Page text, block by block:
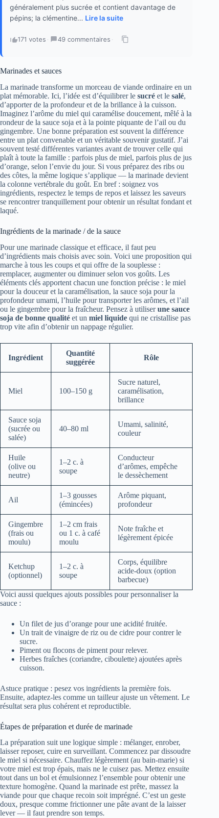
généralement plus sucrée et contient davantage de
pépins; la clémentine... Lire la suite
171 votes · 49 commentaires ·
Marinades et sauces
La marinade transforme un morceau de viande ordinaire en un
plat mémorable. Ici, l’idée est d’équilibrer le sucré et le salé,
d’apporter de la profondeur et de la brillance à la cuisson.
Imaginez l’arôme du miel qui caramélise doucement, mêlé à la
rondeur de la sauce soja et à la pointe piquante de l’ail ou du
gingembre. Une bonne préparation est souvent la différence
entre un plat convenable et un véritable souvenir gustatif. J’ai
souvent testé différentes variantes avant de trouver celle qui
plaît à toute la famille : parfois plus de miel, parfois plus de jus
d’orange, selon l’envie du jour. Si vous préparez des ribs ou
des côtes, la même logique s’applique — la marinade devient
la colonne vertébrale du goût. En bref : soignez vos
ingrédients, respectez le temps de repos et laissez les saveurs
se rencontrer tranquillement pour obtenir un résultat fondant et
laqué.
Ingrédients de la marinade / de la sauce
Pour une marinade classique et efficace, il faut peu
d’ingrédients mais choisis avec soin. Voici une proposition qui
marche à tous les coups et qui offre de la souplesse :
remplacer, augmenter ou diminuer selon vos goûts. Les
éléments clés apportent chacun une fonction précise : le miel
pour la douceur et la caramélisation, la sauce soja pour la
profondeur umami, l’huile pour transporter les arômes, et l’ail
ou le gingembre pour la fraîcheur. Pensez à utiliserune sauce
soja de bonne qualité et un miel liquide qui ne cristallise pas
trop vite afin d’obtenir un nappage régulier.
Ingrédient
Quantité
suggérée
Rôle
Miel 100–150 g
Sucre naturel,
caramélisation,
brillance
Sauce soja
(sucrée ou
salée)
40–80 ml
Umami, salinité,
couleur
Huile
(olive ou
neutre)
1–2 c. à
soupe
Conducteur
d’arômes, empêche
le dessèchement
Ail
1–3 gousses
(émincées)
Arôme piquant,
profondeur
Gingembre
(frais ou
moulu)
1–2 cm frais
ou 1 c. à café
moulu
Note fraîche et
légèrement épicée
Ketchup
(optionnel)
1–2 c. à
soupe
Corps, équilibre
acide-doux (option
barbecue)
Voici aussi quelques ajouts possibles pour personnaliser la
sauce :
Un filet de jus d’orange pour une acidité fruitée.
Un trait de vinaigre de riz ou de cidre pour contrer le
sucre.
Piment ou flocons de piment pour relever.
Herbes fraîches (coriandre, ciboulette) ajoutées après
cuisson.
Astuce pratique : pesez vos ingrédients la première fois.
Ensuite, adaptez-les comme un tailleur ajuste un vêtement. Le
résultat sera plus cohérent et reproductible.
Étapes de préparation et durée de marinade
La préparation suit une logique simple : mélanger, enrober,
laisser reposer, cuire en surveillant. Commencez par dissoudre
le miel si nécessaire. Chauffez légèrement (au bain-marie) si
votre miel est trop épais, mais ne le cuisez pas. Mettez ensuite
tout dans un bol et émulsionnez l’ensemble pour obtenir une
texture homogène. Quand la marinade est prête, massez la
viande pour que chaque recoin soit imprégné. C’est un geste
doux, presque comme frictionner une pâte avant de la laisser
lever — il faut prendre son temps.